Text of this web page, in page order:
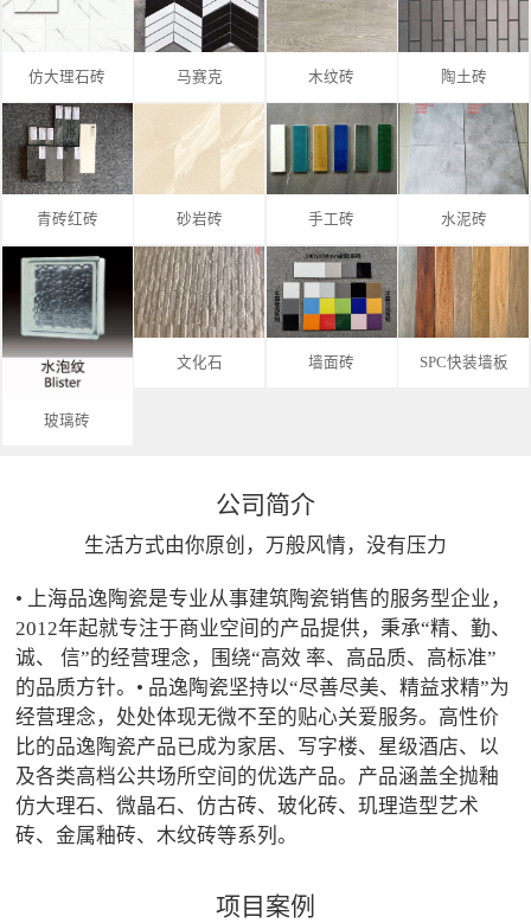
仿大理石砖 马赛克 木纹砖 陶土砖
青砖红砖 砂岩砖 手工砖 水泥砖
玻璃砖
文化石 墙面砖 SPC快装墙板
公司简介
生活方式由你原创，万般风情，没有压力
• 上海品逸陶瓷是专业从事建筑陶瓷销售的服务型企业，
2012年起就专注于商业空间的产品提供，秉承“精、勤、
诚、 信”的经营理念，围绕“高效 率、高品质、高标准”
的品质方针。• 品逸陶瓷坚持以“尽善尽美、精益求精”为
经营理念，处处体现无微不至的贴心关爱服务。高性价
比的品逸陶瓷产品已成为家居、写字楼、星级酒店、以
及各类高档公共场所空间的优选产品。产品涵盖全抛釉
仿大理石、微晶石、仿古砖、玻化砖、玑理造型艺术
砖、金属釉砖、木纹砖等系列。
项目案例